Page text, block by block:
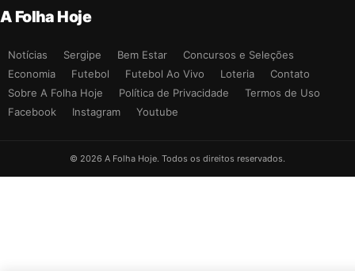
A Folha Hoje
Notícias Sergipe Bem Estar
Concursos e Seleções
Economia
Futebol Futebol Ao Vivo Loteria
Contato
Sobre A Folha Hoje
Política de Privacidade
Termos de Uso
Facebook
Instagram Youtube
© 2026 A Folha Hoje. Todos os direitos reservados.